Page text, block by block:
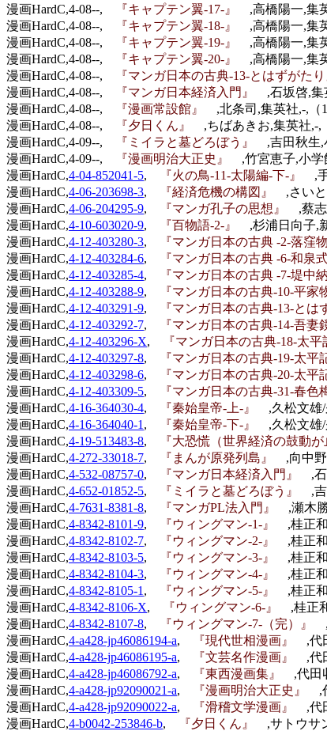
漫画HardC,4-08--, 『キャプテン翼-17-』 ,高橋陽一,集
漫画HardC,4-08--, 『キャプテン翼-18-』 ,高橋陽一,集
漫画HardC,4-08--, 『キャプテン翼-19-』 ,高橋陽一,集
漫画HardC,4-08--, 『キャプテン翼-20-』 ,高橋陽一,集
漫画HardC,4-08--, 『マンガ日本の古典-13-とはずがた
漫画HardC,4-08--, 『マンガ日本経済入門』 ,石坂啓,集
漫画HardC,4-08--, 『漫画常設館』 ,北条司,集英社,-,（
漫画HardC,4-08--, 『夕日くん』 ,ちばあきお,集英社,-,
漫画HardC,4-09--, 『ミイラと墓どろぼう』 ,吉田秋生,
漫画HardC,4-09--, 『漫画明治大正史』 ,竹宮恵子,小学
漫画HardC,4-04-852041-5, 『火の鳥-11-太陽編-下-』 ,
漫画HardC,4-06-203698-3, 『経済危機の構図』 ,さい
漫画HardC,4-06-204295-9, 『マンガ孔子の思想』 ,蔡
漫画HardC,4-10-603020-9, 『百物語-2-』 ,杉浦日向子,
漫画HardC,4-12-403280-3, 『マンガ日本の古典 -2-落窪
漫画HardC,4-12-403284-6, 『マンガ日本の古典 -6-和泉
漫画HardC,4-12-403285-4, 『マンガ日本の古典 -7-堤中
漫画HardC,4-12-403288-9, 『マンガ日本の古典-10-平家
漫画HardC,4-12-403291-9, 『マンガ日本の古典-13-とは
漫画HardC,4-12-403292-7, 『マンガ日本の古典-14-吾妻
漫画HardC,4-12-403296-X, 『マンガ日本の古典-18-太
漫画HardC,4-12-403297-8, 『マンガ日本の古典-19-太平
漫画HardC,4-12-403298-6, 『マンガ日本の古典-20-太平
漫画HardC,4-12-403309-5, 『マンガ日本の古典-31-春色
漫画HardC,4-16-364030-4, 『秦始皇帝-上-』 ,久松文雄
漫画HardC,4-16-364040-1 , 『秦始皇帝-下-』 ,久松文雄
漫画HardC,4-19-513483-8, 『大恐慌（世界経済の鼓動
漫画HardC,4-272-33018-7, 『まんが原発列島』 ,向中
漫画HardC,4-532-08757-0, 『マンガ日本経済入門』 ,
漫画HardC,4-652-01852-5, 『ミイラと墓どろぼう』 ,
漫画HardC,4-7631-8381-8, 『マンガPL法入門』 ,瀬木
漫画HardC,4-8342-8101-9, 『ウィングマン-1-』 ,桂正
漫画HardC,4-8342-8102-7, 『ウィングマン-2-』 ,桂正
漫画HardC,4-8342-8103-5, 『ウィングマン-3-』 ,桂正
漫画HardC,4-8342-8104-3, 『ウィングマン-4-』 ,桂正
漫画HardC,4-8342-8105-1 , 『ウィングマン-5-』 ,桂正
漫画HardC,4-8342-8106-X, 『ウィングマン-6-』 ,桂正
漫画HardC,4-8342-8107-8, 『ウィングマン-7-（完）』
漫画HardC,4-a428-jp46086194-a, 『現代世相漫画』 ,代
漫画HardC,4-a428-jp46086195-a, 『文芸名作漫画』 ,代
漫画HardC,4-a428-jp46086792-a, 『東西漫画集』 ,代田
漫画HardC,4-a428-jp92090021-a, 『漫画明治大正史』 ,
漫画HardC,4-a428-jp92090022-a, 『滑稽文学漫画』 ,代
漫画HardC,4-b0042-253846-b, 『夕日くん』 ,サトウサ